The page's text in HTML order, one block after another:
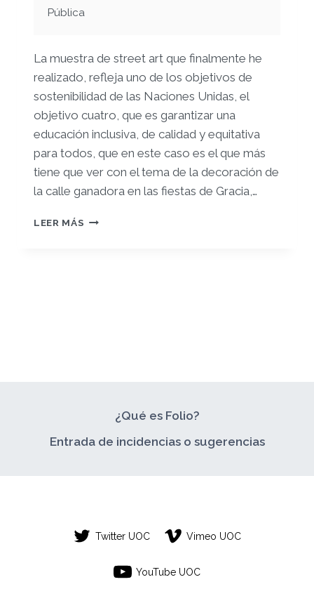
Pública
La muestra de street art que finalmente he
realizado, refleja uno de los objetivos de
sostenibilidad de las Naciones Unidas, el
objetivo cuatro, que es garantizar una
educación inclusiva, de calidad y equitativa
para todos, que en este caso es el que más
tiene que ver con el tema de la decoración de
la calle ganadora en las fiestas de Gracia, …
LEER MÁS PEC
¿Qué es Folio?
Entrada de incidencias o sugerencias
Twitter UOC Vimeo UOC
YouTube UOC